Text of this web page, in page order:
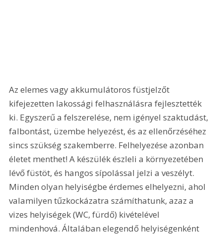
Az elemes vagy akkumulátoros füstjelzőt
kifejezetten lakossági felhasználásra fejlesztették
ki. Egyszerű a felszerelése, nem igényel szaktudást,
falbontást, üzembe helyezést, és az ellenőrzéséhez
sincs szükség szakemberre. Felhelyezése azonban
életet menthet! A készülék észleli a környezetében
lévő füstöt, és hangos sípolással jelzi a veszélyt.
Minden olyan helyiségbe érdemes elhelyezni, ahol
valamilyen tűzkockázatra számíthatunk, azaz a
vizes helyiségek (WC, fürdő) kivételével
mindenhová. Általában elegendő helyiségenként